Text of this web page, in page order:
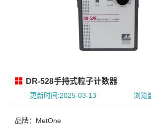
DR-528手持式粒子计数器
更新时间:2025-03-13 浏览
品牌：MetOne